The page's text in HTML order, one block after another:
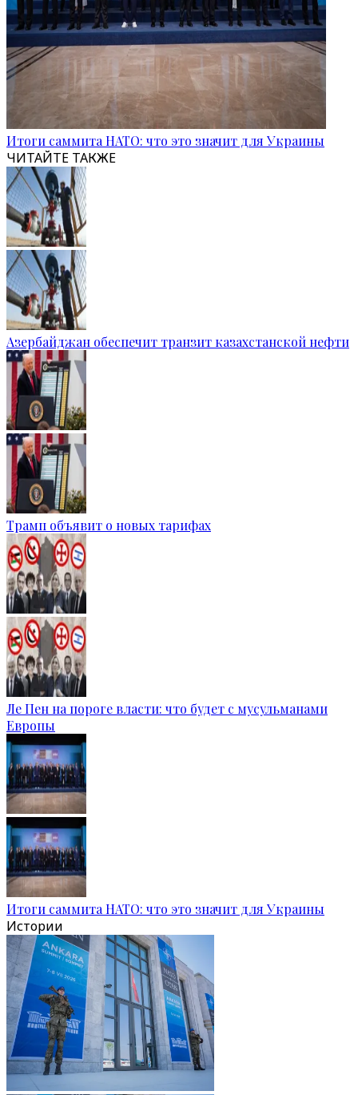
Итоги саммита НАТО: что это значит для Украины
ЧИТАЙТЕ ТАКЖЕ
Азербайджан обеспечит транзит казахстанской нефти
Трамп объявит о новых тарифах
Ле Пен на пороге власти: что будет с мусульманами
Европы
Итоги саммита НАТО: что это значит для Украины
Истории